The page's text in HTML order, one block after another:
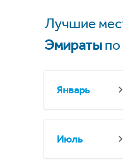
Лучшие
Эмираты
Январь
Июль